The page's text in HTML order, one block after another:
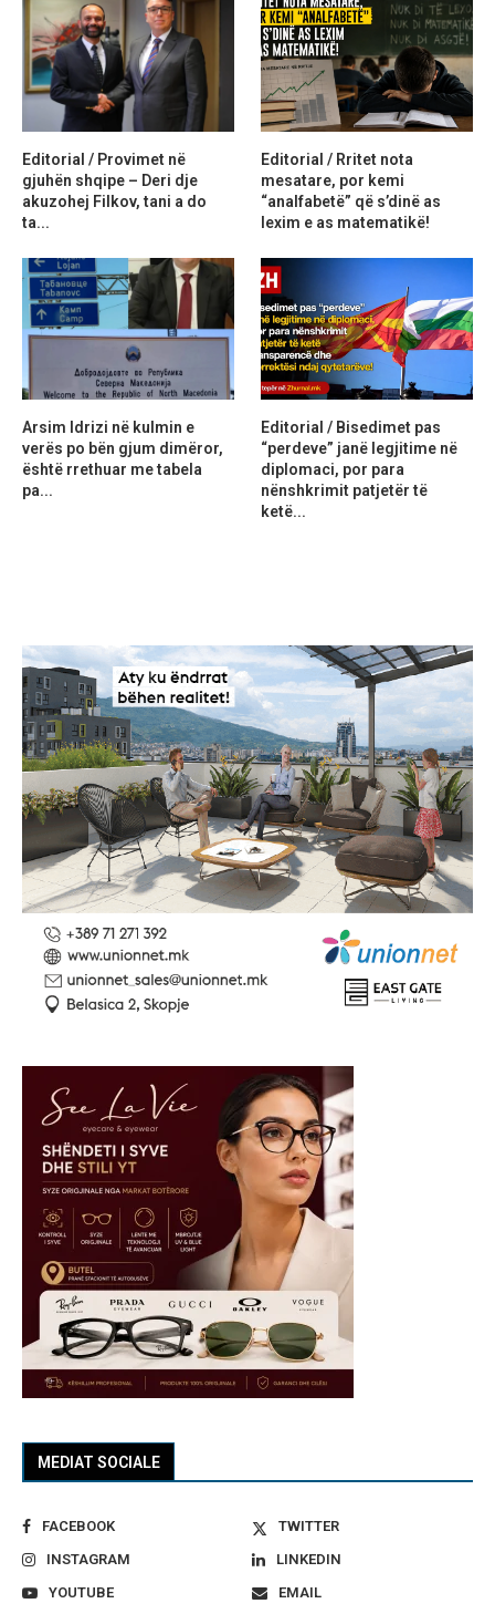
MEDIAT SOCIALE
FACEBOOK
TWITTER
INSTAGRAM
LINKEDIN
YOUTUBE
EMAIL
Editorial / Provimet në
gjuhën shqipe – Deri dje
akuzohej Filkov, tani a do
ta...
Editorial / Rritet nota
mesatare, por kemi
“analfabetë” që s’dinë as
lexim e as matematikë!
Arsim Idrizi në kulmin e
verës po bën gjum dimëror,
është rrethuar me tabela
pa...
Editorial / Bisedimet pas
“perdeve” janë legjitime në
diplomaci, por para
nënshkrimit patjetër të
ketë...